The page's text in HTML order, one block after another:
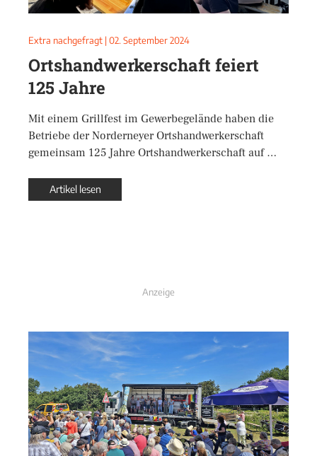
Extra nachgefragt | 02. September 2024
Ortshandwerkerschaft feiert
125 Jahre
Mit einem Grillfest im Gewerbegelände haben die
Betriebe der Norderneyer Ortshandwerkerschaft
gemeinsam 125 Jahre Ortshandwerkerschaft auf …
Artikel lesen
Anzeige